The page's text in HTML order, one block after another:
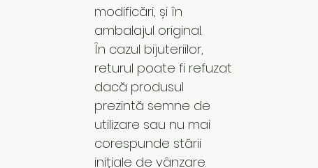
modificări, și în
ambalajul original.
În cazul bijuteriilor,
returul poate fi refuzat
dacă produsul
prezintă semne de
utilizare sau nu mai
corespunde stării
inițiale de vânzare.